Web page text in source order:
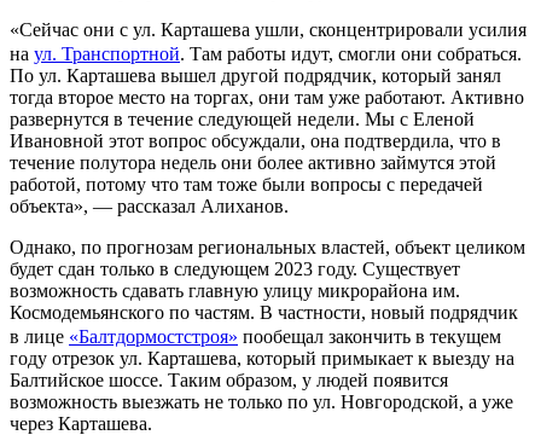
«Сейчас они с ул. Карташева ушли, сконцентрировали усилия
на ул. Транспортной. Там работы идут, смогли они собраться.
По ул. Карташева вышел другой подрядчик, который занял
тогда второе место на торгах, они там уже работают. Активно
развернутся в течение следующей недели. Мы с Еленой
Ивановной этот вопрос обсуждали, она подтвердила, что в
течение полутора недель они более активно займутся этой
работой, потому что там тоже были вопросы с передачей
объекта», — рассказал Алиханов.
Однако, по прогнозам региональных властей, объект целиком
будет сдан только в следующем 2023 году. Существует
возможность сдавать главную улицу микрорайона им.
Космодемьянского по частям. В частности, новый подрядчик
в лице «Балтдормостстроя» пообещал закончить в текущем
году отрезок ул. Карташева, который примыкает к выезду на
Балтийское шоссе. Таким образом, у людей появится
возможность выезжать не только по ул. Новгородской, а уже
через Карташева.